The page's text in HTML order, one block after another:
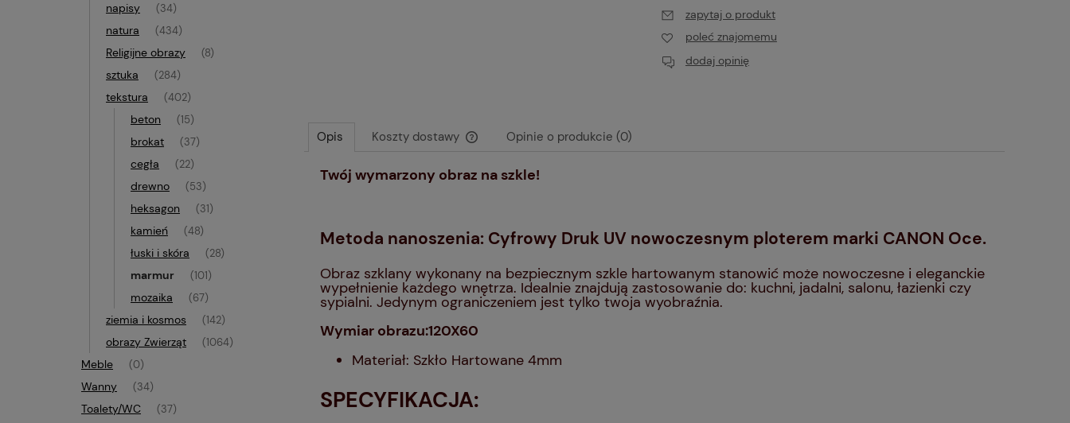
napisy (34)
natura (434)
Religijne obrazy (8)
sztuka (284)
tekstura (402)
beton (15)
brokat (37)
cegła (22)
drewno (53)
heksagon (31)
kamień (48)
łuski i skóra (28)
marmur (101)
mozaika (67)
ziemia i kosmos (142)
obrazy Zwierząt (1064)
Meble (0)
Wanny (34)
Toalety/WC (37)
zapytaj o produkt
poleć znajomemu
dodaj opinię
Opis Koszty dostawy
Cena nie zawiera ewentualnych kosztów
Opinie o produkcie (0)
Twój wymarzony obraz na szkle!
Metoda nanoszenia: Cyfrowy Druk UV nowoczesnym ploterem marki CANON Oce.
Obraz szklany wykonany na bezpiecznym szkle hartowanym stanowić może nowoczesne i eleganckie
wypełnienie każdego wnętrza. Idealnie znajdują zastosowanie do: kuchni, jadalni, salonu, łazienki czy
sypialni. Jedynym ograniczeniem jest tylko twoja wyobraźnia.
Wymiar obrazu:120X60
Materiał: Szkło Hartowane 4mm
SPECYFIKACJA: